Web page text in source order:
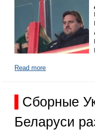
Read more
Сборные
Беларуси